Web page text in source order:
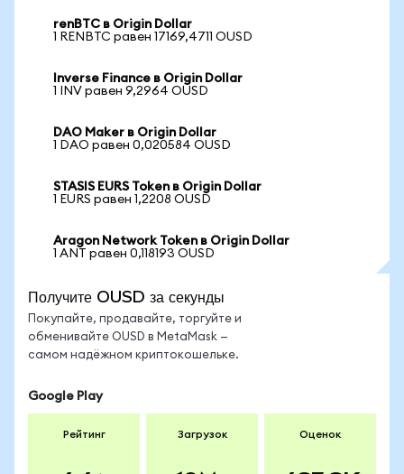
renBTC в Origin Dollar
1 RENBTC равен 17169,4711 OUSD
Inverse Finance в Origin Dollar
1 INV равен 9,2964 OUSD
DAO Maker в Origin Dollar
1 DAO равен 0,020584 OUSD
STASIS EURS Token в Origin Dollar
1 EURS равен 1,2208 OUSD
Aragon Network Token в Origin Dollar
1 ANT равен 0,118193 OUSD
Получите OUSD за секунды
Покупайте, продавайте, торгуйте и
обменивайте OUSD в MetaMask —
самом надёжном криптокошельке.
Google Play
Рейтинг Загрузок Оценок